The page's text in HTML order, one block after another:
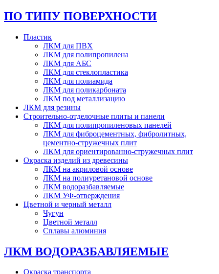
ПО ТИПУ ПОВЕРХНОСТИ
Пластик
ЛКМ для ПВХ
ЛКМ для полипропилена
ЛКМ для АБС
ЛКМ для стеклопластика
ЛКМ для полиамида
ЛКМ для поликарбоната
ЛКМ под металлизацию
ЛКМ для резины
Строительно-отделочные плиты и панели
ЛКМ для полипропиленовых панелей
ЛКМ для фиброцементных, фибролитных,
цементно-стружечных плит
ЛКМ для ориентированно-стружечных плит
Окраска изделий из древесины
ЛКМ на акриловой основе
ЛКМ на полиуретановой основе
ЛКМ водоразбавляемые
ЛКМ УФ-отверждения
Цветной и черный металл
Чугун
Цветной металл
Сплавы алюминия
ЛКМ ВОДОРАЗБАВЛЯЕМЫЕ
Окраска транспорта